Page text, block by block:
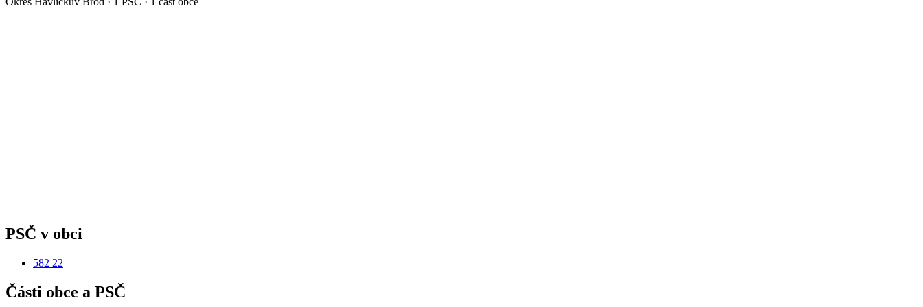
PSČ v obci
582 22
Části obce a PSČ